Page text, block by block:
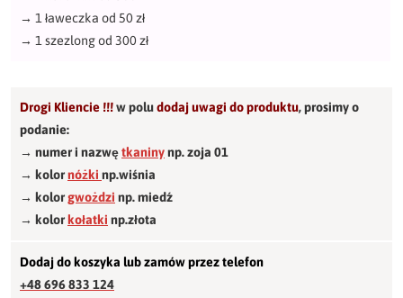
→ 1 ławeczka od 50 zł
→ 1 szezlong od 300 zł
Drogi Kliencie !!!w poludodaj uwagi do produktu,prosimy o
podanie:
→ numer i nazwętkaninynp. zoja 01
→ kolornóżki np.wiśnia
→ kolorgwożdzi np. miedź
→ kolorkołatki np.złota
Dodaj do koszyka lub zamów przez telefon
+48 696 833 124